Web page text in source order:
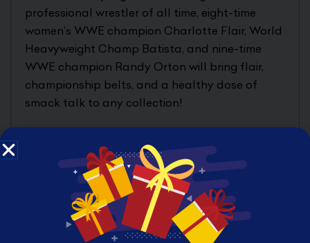
professional wrestler of all time, eight-time
women’s WWE champion Charlotte Flair, World
Heavyweight Champ Batista, and nine-time
WWE champion Randy Orton will bring flair,
championship belts, and a healthy dose of
smack talk to any collection!
with a unique stylized design. Each vinyl figure
stands 3.75 inches tall and comes in window
box packaging, making them great for display!
Pop! WWE: Batista